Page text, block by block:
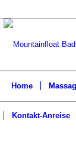
Home
Kontakt-Anreise